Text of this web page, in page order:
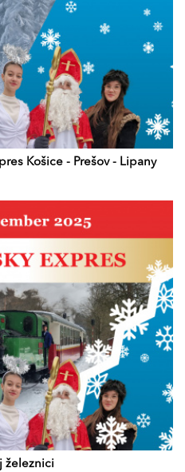
Košice - Prešov - Lipany
železnici